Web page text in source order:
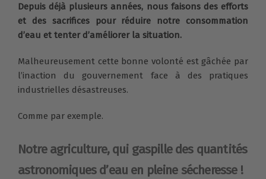
Depuis déjà plusieurs années, nous faisons des efforts
et des sacrifices pour réduire notre consommation
d’eau et tenter d’améliorer la situation.
Malheureusement cette bonne volonté est gâchée par
l’inaction du gouvernement face à des pratiques
industrielles désastreuses.
Comme par exemple.
Notre agriculture, qui gaspille des quantités
astronomiques d’eau en pleine sécheresse !